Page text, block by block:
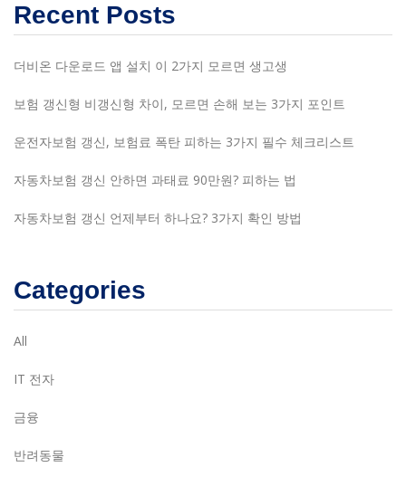
Recent Posts
더비온 다운로드 앱 설치 이 2가지 모르면 생고생
보험 갱신형 비갱신형 차이, 모르면 손해 보는 3가지 포인트
운전자보험 갱신, 보험료 폭탄 피하는 3가지 필수 체크리스트
자동차보험 갱신 안하면 과태료 90만원? 피하는 법
자동차보험 갱신 언제부터 하나요? 3가지 확인 방법
Categories
All
IT 전자
금융
반려동물